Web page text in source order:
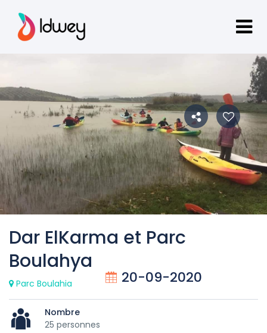
Dar ElKarma et Parc
Boulahya
Parc Boulahia 20-09-2020
Nombre
25 personnes